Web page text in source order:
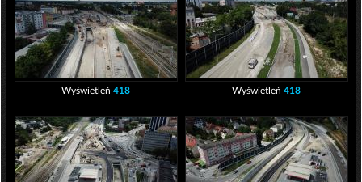
Wyświetleń 418 Wyświetleń 418